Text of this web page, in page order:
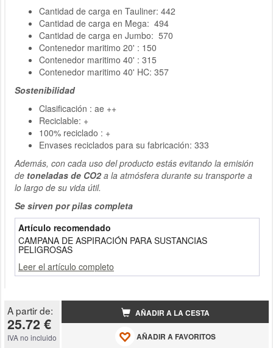
Cantidad de carga en Tauliner: 442
Cantidad de carga en Mega: 494
Cantidad de carga en Jumbo: 570
Contenedor maritimo 20' : 150
Contenedor maritimo 40' : 315
Contenedor maritimo 40' HC: 357
Sostenibilidad
Clasificación : ae ++
Reciclable: +
100% reciclado : +
Envases reciclados para su fabricación: 333
Además, con cada uso del producto estás evitando la emisión
de toneladas de CO2a la atmósfera durante su transporte a
lo largo de su vida útil.
Se sirven por pilas completa
Artículo recomendado
CAMPANA DE ASPIRACIÓN PARA SUSTANCIAS
PELIGROSAS
Leer el artículo completo
A partir de:
25.72 €
IVA no incluido
AÑADIR A LA CESTA
AÑADIR A FAVORITOS